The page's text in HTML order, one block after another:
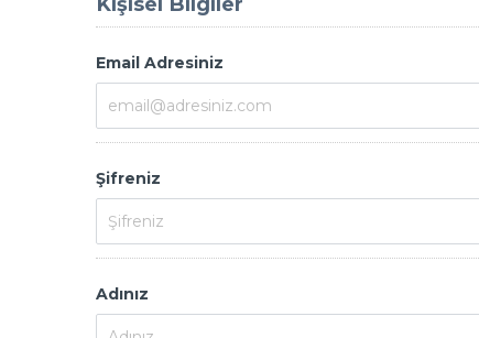
Email Adresiniz
Şifreniz
Adınız